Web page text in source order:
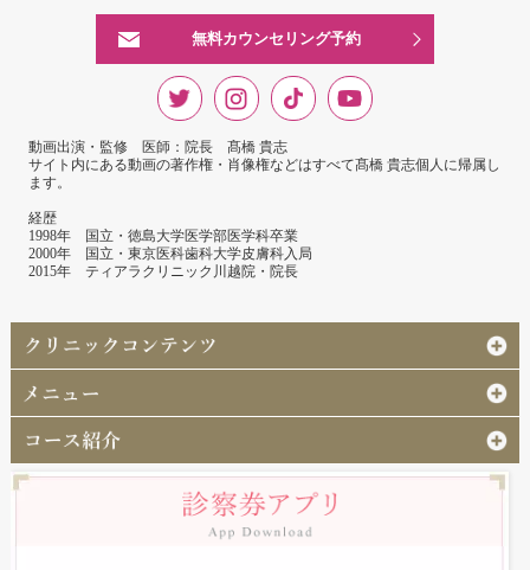
無料カウンセリング予約
動画出演・監修 医師：院長 髙橋 貴志
サイト内にある動画の著作権・肖像権などはすべて髙橋 貴志個人に帰属し
ます。
経歴
1998年 国立・徳島大学医学部医学科卒業
2000年 国立・東京医科歯科大学皮膚科入局
2015年 ティアラクリニック川越院・院長